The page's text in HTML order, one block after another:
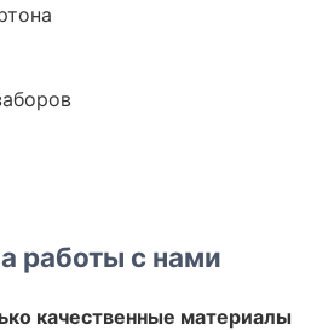
работы с нами
качественные материалы